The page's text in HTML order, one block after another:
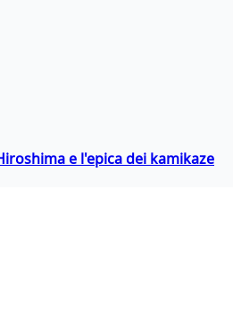
e l'epica dei kamikaze